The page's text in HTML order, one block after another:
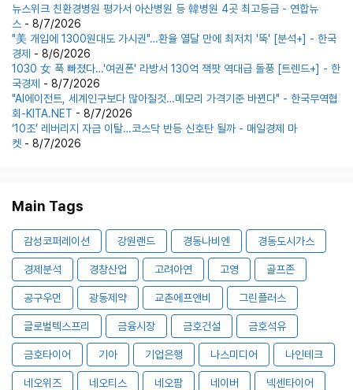
뉴스위크 친환경병원 평가서 아산병원 등 韓병원 4곳 최고등급 - 연합뉴
스 - 8/7/2026
"美 개입에 1300원대도 가시권"…환율 열달 만에 최저치 '뚝' [분석+] - 한국
경제 - 8/6/2026
1030 女 푹 빠졌다…'여권폰' 라방서 130억 잭팟 역대급 돌풍 [트렌드+] - 한
국경제 - 8/7/2026
"AI에이전트, 세계인구보다 많아질것…메모리 가격기준 바뀐다" - 한국무역협
회-KITA.NET - 8/7/2026
‘10조’ 레버리지 자금 이탈…코스닥 반등 신호탄 될까 - 매일경제 마
켓 - 8/7/2026
Main Tags
감성코퍼레이션 강원랜드 경동나비엔 경동도시가스
경제분석 경창산업 고려아연 고영 골프존
공구우먼 광동제약 교촌에프앤비 그린플러스
글로벌텍스프리 금융시장 금호건설 금호석유
금호타이어 기아 기업은행 나스미디어 나인테크
네오위즈 네오티스 네오팜 네이버 넥센타이어